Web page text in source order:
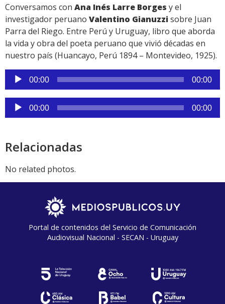
Link
Conversamos con Ana Inés Larre Borges y el
investigador peruano Valentino Gianuzzi sobre Juan
Parra del Riego. Entre Perú y Uruguay, libro que aborda
la vida y obra del poeta peruano que vivió décadas en
nuestro país (Huancayo, Perú 1894 – Montevideo, 1925).
Reproductor
de
audio
00:00 00:00
Reproductor
de
00:00 00:00
Relacionadas
No related photos.
Portal de contenidos del Servicio de Comunicación
Audiovisual Nacional - SECAN - Uruguay